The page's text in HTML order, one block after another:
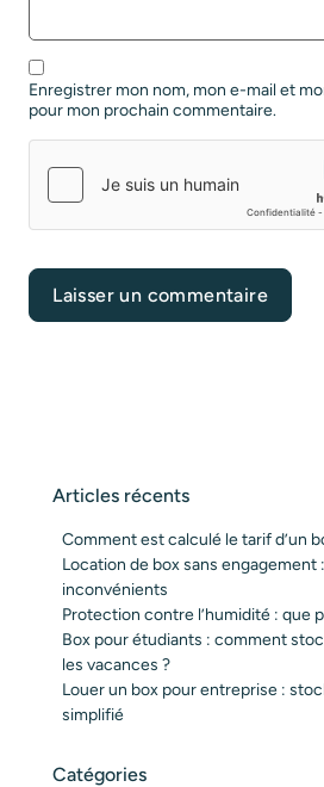
Enregistrer mon nom, mon e-mail et
pour mon prochain commentaire.
Articles récents
Comment est calculé le tarif d’un
Location de box sans engagement
inconvénients
Protection contre l’humidité : que
Box pour étudiants : comment
les vacances ?
Louer un box pour entreprise :
simplifié
Catégories